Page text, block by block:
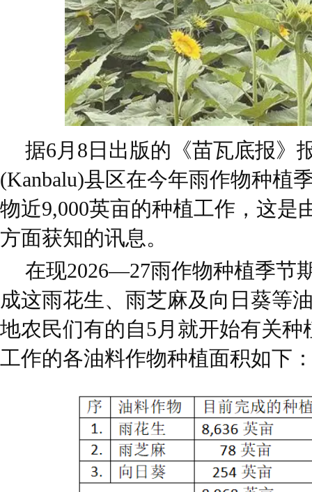
据6月8日出版的《苗瓦底报》
(Kanbalu)县区在今年雨作物种植
物近9,000英亩的种植工作，这是
方面获知的讯息。
在现2026—27雨作物种植季节
成这雨花生、雨芝麻及向日葵等
地农民们有的自5月就开始有关
工作的各油料作物种植面积如下